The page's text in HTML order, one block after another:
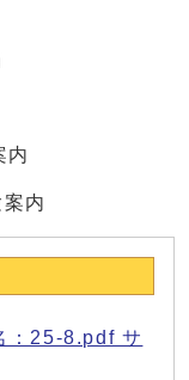
内
内
：25-8.pdf サ